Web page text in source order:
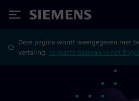
Siemens
Deze pagina wordt weergegeven met
vertaling. In plaats daarvan in het